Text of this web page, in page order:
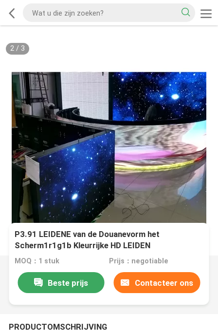
2/ 3
P3.91 LEIDENE van de Douanevorm het
Scherm1r1g1b Kleurrijke HD LEIDEN
Vertoningscomité 60W
MOQ：1 stuk Prijs：negotiable
Beste prijs Contacteer ons
PRODUCTOMSCHRIJVING